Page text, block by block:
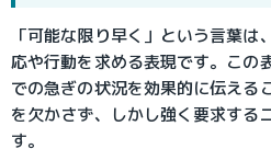
「可能な限り早く」という言葉
応や行動を求める表現です。この
での急ぎの状況を効果的に伝える
を欠かさず、しかし強く要求する
す。